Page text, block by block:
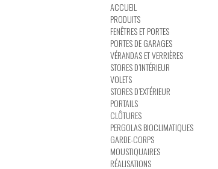
ACCUEIL
PRODUITS
FENÊTRES ET PORTES
PORTES DE GARAGES
VÉRANDAS ET VERRIÈRES
STORES D’INTÉRIEUR
VOLETS
STORES D’EXTÉRIEUR
PORTAILS
CLÔTURES
PERGOLAS BIOCLIMATIQUES
GARDE-CORPS
MOUSTIQUAIRES
RÉALISATIONS